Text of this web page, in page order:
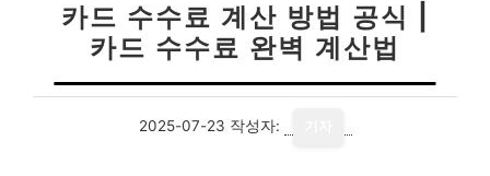
카드 수수료 계산 방법 공식 |
카드 수수료 완벽 계산법
2025-07-23 작성자: